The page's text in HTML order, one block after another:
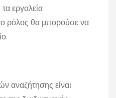
εργαλεία
ρόλος θα μπορούσε να
αναζήτησης είναι